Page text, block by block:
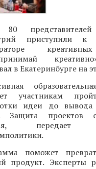
80 представителей
приступили к
в Екатеринбурге на
участникам
идеи до
Защита проектов
передает
поможет
продукт. Эксперты